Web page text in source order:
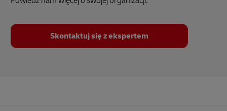
Skontaktuj się z ekspertem